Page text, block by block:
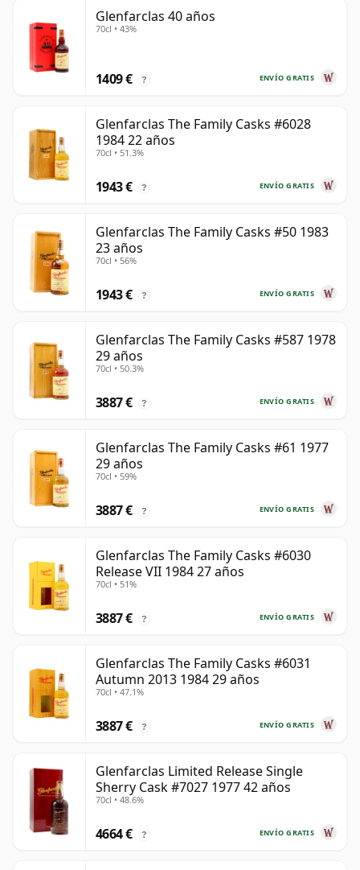
Glenfarclas 40 años
70cl • 43%
ENVÍO GRATIS
1409 € ?
Glenfarclas The Family Casks #6028
1984 22 años
70cl • 51.3%
ENVÍO GRATIS
1943 € ?
Glenfarclas The Family Casks #50 1983
23 años
70cl • 56%
ENVÍO GRATIS
1943 € ?
Glenfarclas The Family Casks #587 1978
29 años
70cl • 50.3%
ENVÍO GRATIS
3887 € ?
Glenfarclas The Family Casks #61 1977
29 años
70cl • 59%
ENVÍO GRATIS
3887 € ?
Glenfarclas The Family Casks #6030
Release VII 1984 27 años
70cl • 51%
ENVÍO GRATIS
3887 € ?
Glenfarclas The Family Casks #6031
Autumn 2013 1984 29 años
70cl • 47.1%
ENVÍO GRATIS
3887 € ?
Glenfarclas Limited Release Single
Sherry Cask #7027 1977 42 años
70cl • 48.6%
ENVÍO GRATIS
4664 € ?